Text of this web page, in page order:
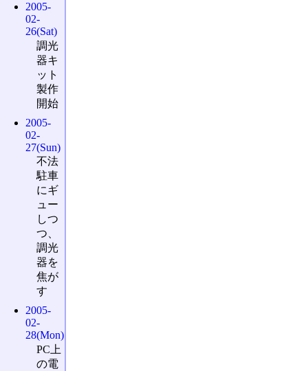
2005-
02-
26(Sat)
調光
器キ
ット
製作
開始
2005-
02-
27(Sun)
不法
駐車
にギ
ュー
しつ
つ、
調光
器を
焦が
す
2005-
02-
28(Mon)
PC上
の電